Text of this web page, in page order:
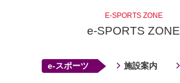
E-SPORTS ZONE
e-SPORTS ZONE
e-スポーツ 施設案内